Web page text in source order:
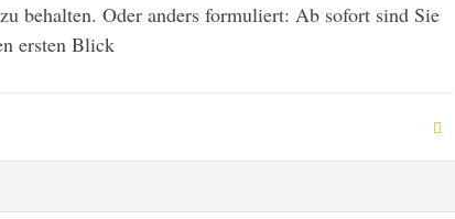
behalten. Oder anders formuliert: Ab sofort sind Sie
ersten Blick